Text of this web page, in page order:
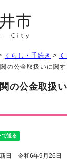
くらし・手続き >
の公金取扱いに関
の公金取扱
日 令和6年9月26日